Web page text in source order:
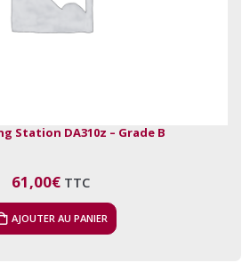
Station DA310z – Grade B
61,00€ TTC
AJOUTER AU PANIER